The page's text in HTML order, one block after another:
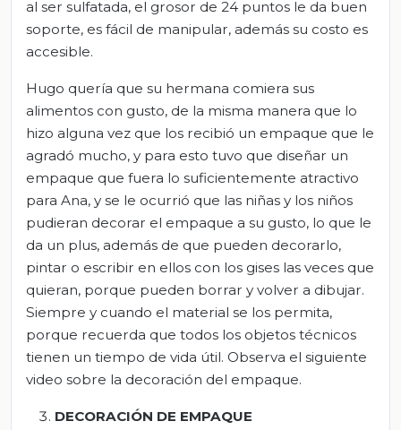
al ser sulfatada, el grosor de 24 puntos le da buen
soporte, es fácil de manipular, además su costo es
accesible.
Hugo quería que su hermana comiera sus
alimentos con gusto, de la misma manera que lo
hizo alguna vez que los recibió un empaque que le
agradó mucho, y para esto tuvo que diseñar un
empaque que fuera lo suficientemente atractivo
para Ana, y se le ocurrió que las niñas y los niños
pudieran decorar el empaque a su gusto, lo que le
da un plus, además de que pueden decorarlo,
pintar o escribir en ellos con los gises las veces que
quieran, porque pueden borrar y volver a dibujar.
Siempre y cuando el material se los permita,
porque recuerda que todos los objetos técnicos
tienen un tiempo de vida útil. Observa el siguiente
video sobre la decoración del empaque.
DECORACIÓN DE EMPAQUE